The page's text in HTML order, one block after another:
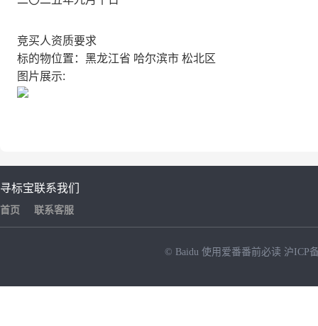
竞买人资质要求
标的物位置：黑龙江省 哈尔滨市 松北区
图片展示:
寻标宝
首页
联系我们
联系客服
© Baidu 使用爱番番前必读 沪ICP